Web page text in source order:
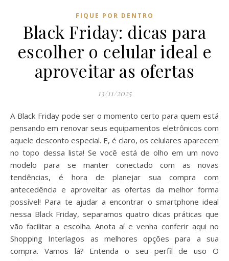
FIQUE POR DENTRO
Black Friday: dicas para
escolher o celular ideal e
aproveitar as ofertas
13/11/2025
A Black Friday pode ser o momento certo para quem está
pensando em renovar seus equipamentos eletrônicos com
aquele desconto especial. E, é claro, os celulares aparecem
no topo dessa lista! Se você está de olho em um novo
modelo para se manter conectado com as novas
tendências, é hora de planejar sua compra com
antecedência e aproveitar as ofertas da melhor forma
possível! Para te ajudar a encontrar o smartphone ideal
nessa Black Friday, separamos quatro dicas práticas que
vão facilitar a escolha. Anota aí e venha conferir aqui no
Shopping Interlagos as melhores opções para a sua
compra. Vamos lá? Entenda o seu perfil de uso O